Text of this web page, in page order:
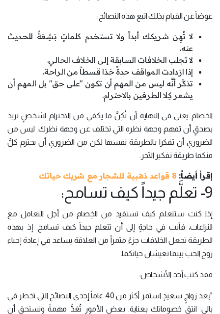
عوضاً عن القيام بذلك اتبع هذه النصائح:
لا تُهِن شريكك أبداً ولا تستخدم كلماتٍ بَشِعَةً للحديث
عنه.
لا تجلب الخلافات السابقة إلى الخلاف الحالي.
إذا ازدادت المواقف حدةً خذا قسطاً من الراحة.
تذكَّر أنَّه ليس من المهم أن تكون "على حق" بل المهم أن
يشعر كِلا الطرفين بالاحترام.
الخصام يعني في النهاية أن تُكِنَّ ما يكفي من الاحترام لشخصٍ تريد
بصدقٍ أن تفهم وجهة نظره التي تختلف عن وجهة نظرك. ليس من
الضروري أن تفكرا بالطريقة نفسها لكن من الضروري أن يحترم كلٌّ
منكما طريقة تفكير الآخر.
إقرأ أيضاً: 8 قواعد ذهبية للشجار مع شريك حياتك
9- تعلَّم جيداً كيف تسامح:
إذا كنت ستتعلم كيف تستفيد من الخِصام من أجل التعامل مع
النزاعات، فأنت في حاجةٍ إلى أن تتعلم جيداً كيف تسامح. إذ بهذه
الطريقة تجعل الخلافات جزءً مثمراً من العلاقة يساعد في إعادة إحياء
روح الحب بينما تعيشان حياتكما.
فقد كتب أحد الأشخاص:
"بعد زواجٍ سعيدٍ استمر أكثر من 40 عاماً إحدى النصائح التي تخطر في
بالي: انتقِ خصوماتك بعناية. بعض الأمور تُعَدُّ مهمةً وتستحق أن